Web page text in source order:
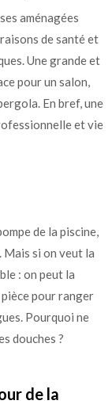
aménagées
de santé et
Une grande et
pour un salon,
En bref, une
et vie
de la piscine,
si on veut la
: on peut la
pour ranger
Pourquoi ne
douches ?
de la